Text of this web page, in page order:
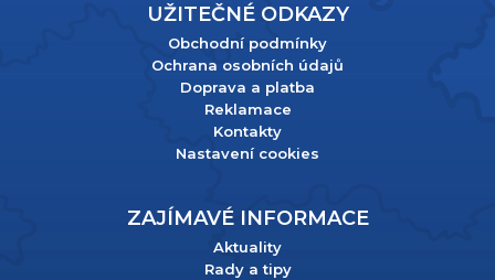
UŽITEČNÉ ODKAZY
Obchodní podmínky
Ochrana osobních údajů
Doprava a platba
Reklamace
Kontakty
Nastavení cookies
ZAJÍMAVÉ INFORMACE
Aktuality
Rady a tipy